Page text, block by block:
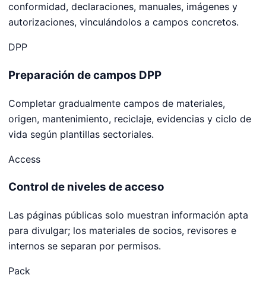
conformidad, declaraciones, manuales, imágenes y
autorizaciones, vinculándolos a campos concretos.
DPP
Preparación de campos DPP
Completar gradualmente campos de materiales,
origen, mantenimiento, reciclaje, evidencias y ciclo de
vida según plantillas sectoriales.
Access
Control de niveles de acceso
Las páginas públicas solo muestran información apta
para divulgar; los materiales de socios, revisores e
internos se separan por permisos.
Pack